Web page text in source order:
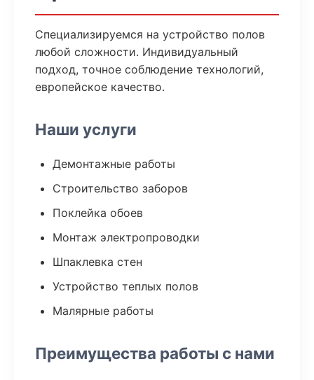
Специализируемся на устройство полов
любой сложности. Индивидуальный
подход, точное соблюдение технологий,
европейское качество.
Наши услуги
Демонтажные работы
Строительство заборов
Поклейка обоев
Монтаж электропроводки
Шпаклевка стен
Устройство теплых полов
Малярные работы
Преимущества работы с нами